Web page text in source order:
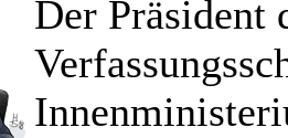
Der Präsident